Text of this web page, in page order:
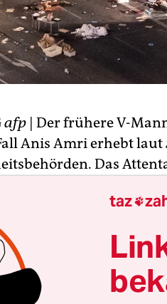
afp | Der frühere V-
Anis Amri erhebt laut
Das
gewordene
aber wir haben es
vor Amri gewarnt,
der Informant
taz 